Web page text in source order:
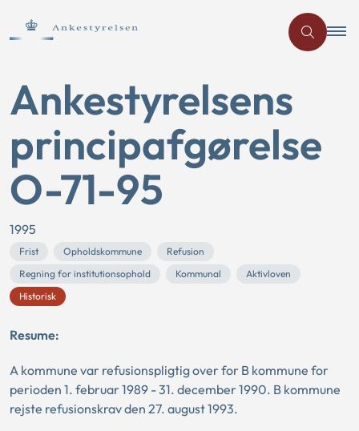
Ankestyrelsens
principafgørelse
O-71-95
1995
Frist Opholdskommune
Refusion
Regning for institutionsophold
Kommunal
Aktivloven
Historisk
Resume:
A kommune var refusionspligtig over for B kommune for
perioden 1. februar 1989 - 31. december 1990. B kommune
rejste refusionskrav den 27. august 1993.